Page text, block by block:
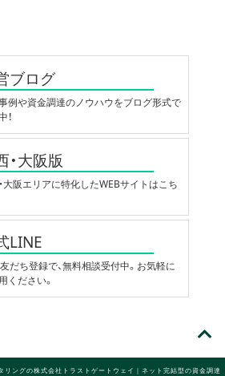
ブログ
例や資金調達のノウハウをブログ形式で
！
・大阪版
大阪エリアに特化したWEBサイトはこち
LINE
だち登録で、無料相談受付中。お気軽に
ください。
ングの株式会社トラストゲートウェイ｜ネット完結型の資金調達